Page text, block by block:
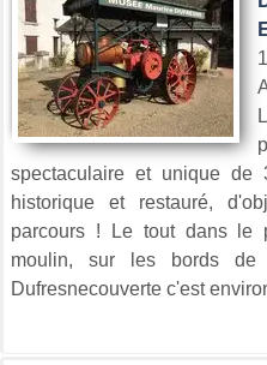
spectaculaire et unique de
historique et restauré,
parcours ! Le tout dans le
moulin, sur les bords de
Dufresnecouverte c'est